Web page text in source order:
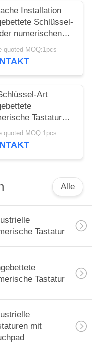
Installation
Schlüssel-
numerischen
20 mit Usb-
quoted MOQ:1pcs
Art
Tastatur
Guss-Farbe
quoted MOQ:1pcs
Alle
Tastatur
Tastatur
mit